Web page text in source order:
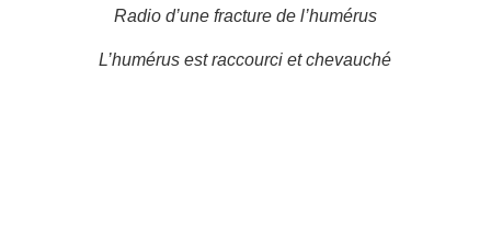
Radio d’une fracture de l’humérus
L’humérus est raccourci et chevauché